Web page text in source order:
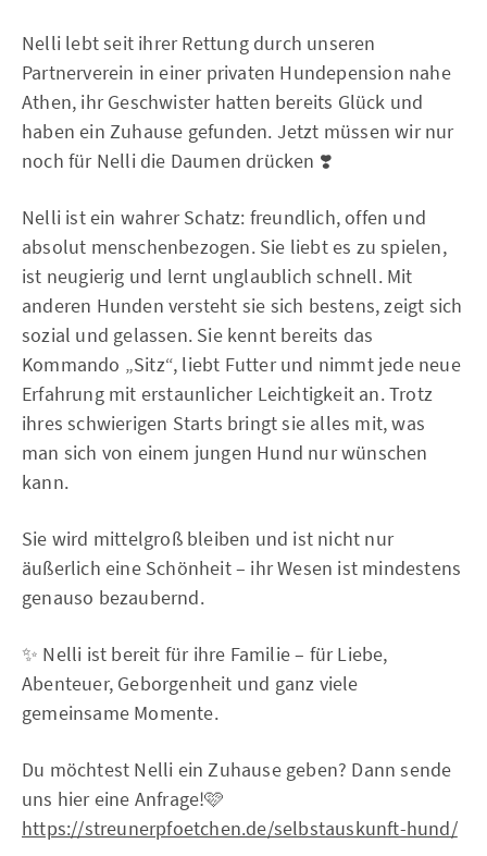
Nelli lebt seit ihrer Rettung durch unseren
Partnerverein in einer privaten Hundepension nahe
Athen, ihr Geschwister hatten bereits Glück und
haben ein Zuhause gefunden. Jetzt müssen wir nur
noch für Nelli die Daumen drücken ❣️
Nelli ist ein wahrer Schatz: freundlich, offen und
absolut menschenbezogen. Sie liebt es zu spielen,
ist neugierig und lernt unglaublich schnell. Mit
anderen Hunden versteht sie sich bestens, zeigt sich
sozial und gelassen. Sie kennt bereits das
Kommando „Sitz“, liebt Futter und nimmt jede neue
Erfahrung mit erstaunlicher Leichtigkeit an. Trotz
ihres schwierigen Starts bringt sie alles mit, was
man sich von einem jungen Hund nur wünschen
kann.
Sie wird mittelgroß bleiben und ist nicht nur
äußerlich eine Schönheit – ihr Wesen ist mindestens
genauso bezaubernd.
✨ Nelli ist bereit für ihre Familie – für Liebe,
Abenteuer, Geborgenheit und ganz viele
gemeinsame Momente.
Du möchtest Nelli ein Zuhause geben? Dann sende
uns hier eine Anfrage!🩷
https://streunerpfoetchen.de/selbstauskunft-hund/